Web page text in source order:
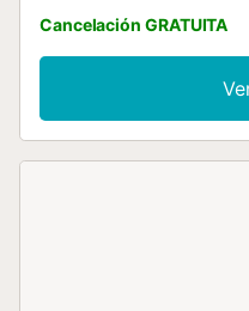
cuarto de baño. Rodeado
servicios, se encuentra
comercial bahía sur,
tren que te comunica con
Cancelación GRATUITA